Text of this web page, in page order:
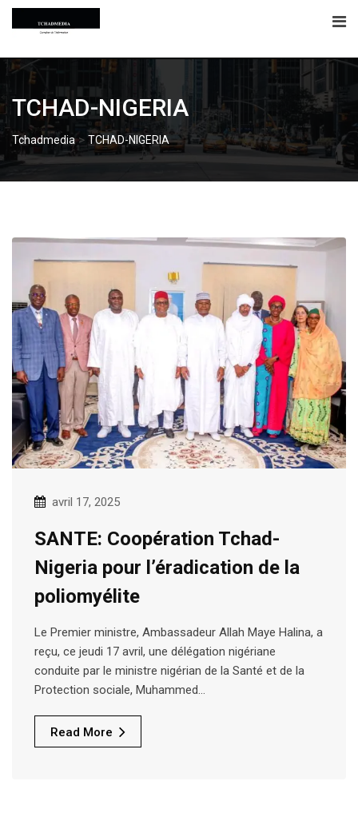
Skip
TCHAD-NIGERIA
Tchadmedia> TCHAD-NIGERIA
avril 17, 2025
SANTE: Coopération Tchad-
Nigeria pour l’éradication de la
poliomyélite
Le Premier ministre, Ambassadeur Allah Maye Halina, a
reçu, ce jeudi 17 avril, une délégation nigériane
conduite par le ministre nigérian de la Santé et de la
Protection sociale, Muhammed…
Read More